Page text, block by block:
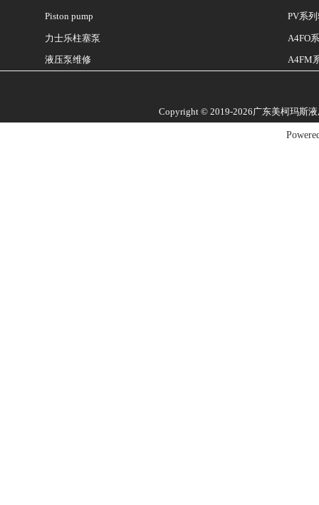
Piston pump PV系
力士乐柱塞泵
A4FO
液压泵维修
A4FM
Copyright © 2019-2026广东美柯玛斯